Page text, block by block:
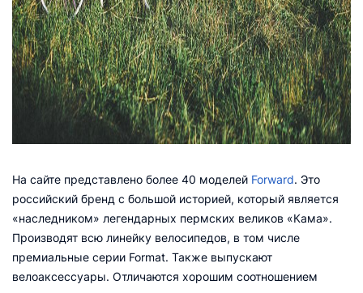
На сайте представлено более 40 моделей Forward. Это
российский бренд с большой историей, который является
«наследником» легендарных пермских великов «Кама».
Производят всю линейку велосипедов, в том числе
премиальные серии Format. Также выпускают
велоаксессуары. Отличаются хорошим соотношением